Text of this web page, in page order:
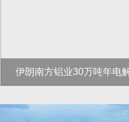
伊朗南方铝业30万吨年电